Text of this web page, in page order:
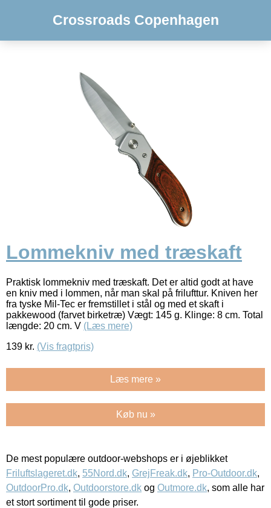
Crossroads Copenhagen
Lommekniv med træskaft
Praktisk lommekniv med træskaft. Det er altid godt at have
en kniv med i lommen, når man skal på frilufttur. Kniven her
fra tyske Mil-Tec er fremstillet i stål og med et skaft i
pakkewood (farvet birketræ) Vægt: 145 g. Klinge: 8 cm. Total
længde: 20 cm. V (Læs mere)
139 kr. (Vis fragtpris)
Læs mere »
Køb nu »
De mest populære outdoor-webshops er i øjeblikket
Friluftslageret.dk, 55Nord.dk, GrejFreak.dk, Pro-Outdoor.dk,
OutdoorPro.dk, Outdoorstore.dk og Outmore.dk, som alle har
et stort sortiment til gode priser.